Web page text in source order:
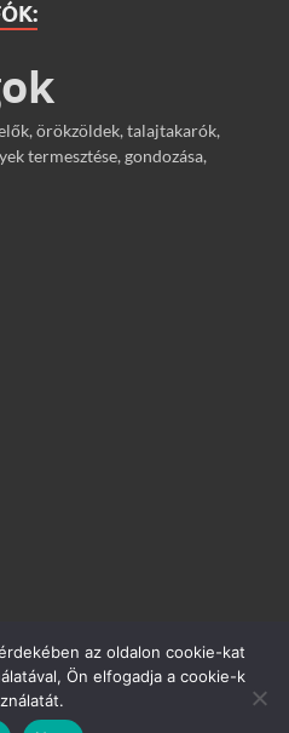
örökzöldek, talajtakarók,
termesztése, gondozása,
virágok, évelők, örökzöldek,
szobanövények termesztése,
az oldalon cookie-kat
Ön elfogadja a cookie-k